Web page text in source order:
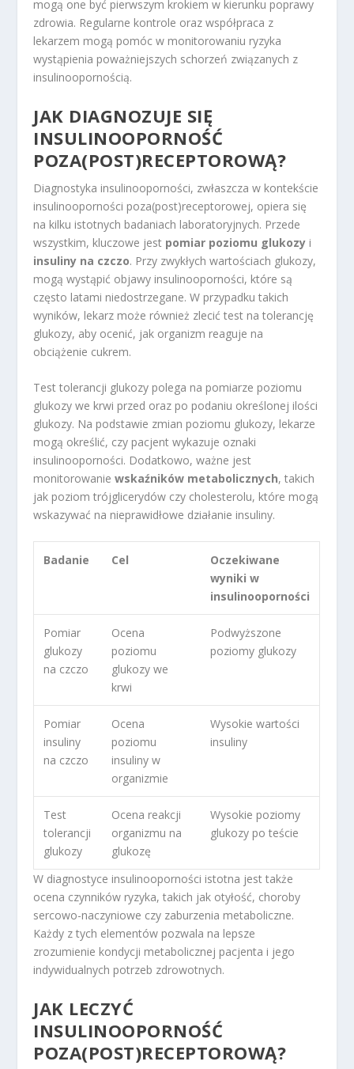
mogą one być pierwszym krokiem w kierunku poprawy
zdrowia. Regularne kontrole oraz współpraca z
lekarzem mogą pomóc w monitorowaniu ryzyka
wystąpienia poważniejszych schorzeń związanych z
insulinoopornością.
JAK DIAGNOZUJE SIĘ
INSULINOOPORNOŚĆ
POZA(POST)RECEPTOROWĄ?
Diagnostyka insulinooporności, zwłaszcza w kontekście
insulinooporności poza(post)receptorowej, opiera się
na kilku istotnych badaniach laboratoryjnych. Przede
wszystkim, kluczowe jest pomiar poziomu glukozy i
insuliny na czczo. Przy zwykłych wartościach glukozy,
mogą wystąpić objawy insulinooporności, które są
często latami niedostrzegane. W przypadku takich
wyników, lekarz może również zlecić test na tolerancję
glukozy, aby ocenić, jak organizm reaguje na
obciążenie cukrem.
Test tolerancji glukozy polega na pomiarze poziomu
glukozy we krwi przed oraz po podaniu określonej ilości
glukozy. Na podstawie zmian poziomu glukozy, lekarze
mogą określić, czy pacjent wykazuje oznaki
insulinooporności. Dodatkowo, ważne jest
monitorowaniewskaźników metabolicznych, takich
jak poziom trójglicerydów czy cholesterolu, które mogą
wskazywać na nieprawidłowe działanie insuliny.
Badanie Cel
Oczekiwane
wyniki w
insulinooporności
Pomiar
glukozy
na czczo
Ocena
poziomu
glukozy we
krwi
Podwyższone
poziomy glukozy
Pomiar
insuliny
na czczo
Ocena
poziomu
insuliny w
organizmie
Wysokie wartości
insuliny
Test
tolerancji
glukozy
Ocena reakcji
organizmu na
glukozę
Wysokie poziomy
glukozy po teście
W diagnostyce insulinooporności istotna jest także
ocena czynników ryzyka, takich jak otyłość, choroby
sercowo-naczyniowe czy zaburzenia metaboliczne.
Każdy z tych elementów pozwala na lepsze
zrozumienie kondycji metabolicznej pacjenta i jego
indywidualnych potrzeb zdrowotnych.
JAK LECZYĆ
INSULINOOPORNOŚĆ
POZA(POST)RECEPTOROWĄ?